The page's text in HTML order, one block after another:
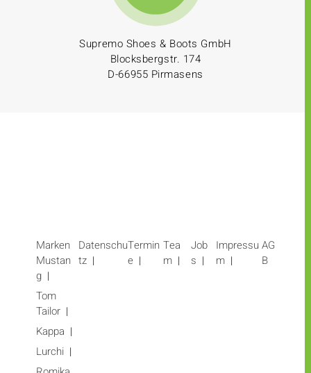
Supremo Shoes & Boots GmbH
Blocksbergstr. 174
D-66955 Pirmasens
Marken
Mustan
g
Tom
Tailor
Kappa
Lurchi
Datenschu
tz
Termin
e
Tea
m
Job
s
Impressu
m
AG
B